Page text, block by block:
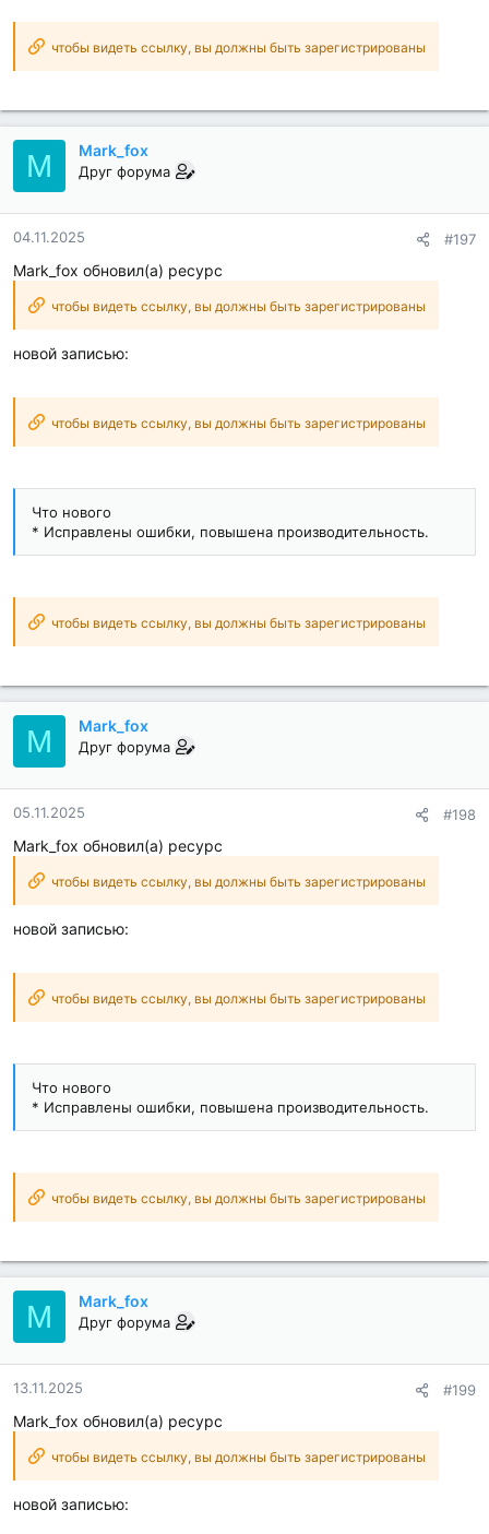
чтобы видеть ссылку, вы должны быть зарегистрированы
M Mark_fox
Друг форума
04.11.2025 #197
Mark_fox обновил(а) ресурс
чтобы видеть ссылку, вы должны быть зарегистрированы
новой записью:
чтобы видеть ссылку, вы должны быть зарегистрированы
Что нового
* Исправлены ошибки, повышена производительность.
чтобы видеть ссылку, вы должны быть зарегистрированы
M Mark_fox
Друг форума
05.11.2025 #198
Mark_fox обновил(а) ресурс
чтобы видеть ссылку, вы должны быть зарегистрированы
новой записью:
чтобы видеть ссылку, вы должны быть зарегистрированы
Что нового
* Исправлены ошибки, повышена производительность.
чтобы видеть ссылку, вы должны быть зарегистрированы
M Mark_fox
Друг форума
13.11.2025 #199
Mark_fox обновил(а) ресурс
чтобы видеть ссылку, вы должны быть зарегистрированы
новой записью: